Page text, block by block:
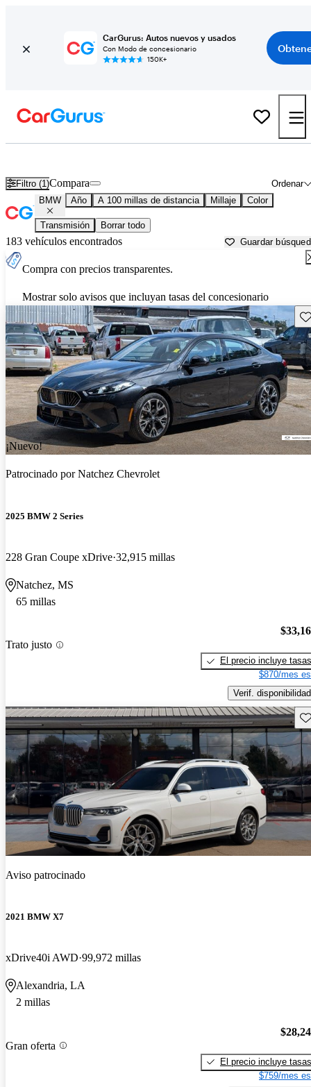
CarGurus: Autos nuevos y usados
Con Modo de concesionario
150K+
Filtro (1) Ordenar
Compara
BMW Año A 100 millas de distancia Millaje Color
Transmisión Borrar todo
183 vehículos encontrados Guardar
Compra con precios transparentes.
Mostrar solo avisos que incluyan tasas del concesionario
¡Nuevo!
Patrocinado porNatchez Chevrolet
2025 BMW 2 Series
228 Gran Coupe xDrive 32,915 millas
Natchez, MS
65 millas
Trato justo
El precio incluye tasas
$870/mes
Verif. disponibilidad
Aviso patrocinado
2021 BMW X7
xDrive40i AWD 99,972 millas
Alexandria, LA
2 millas
Gran oferta
El precio incluye tasas
$759/mes